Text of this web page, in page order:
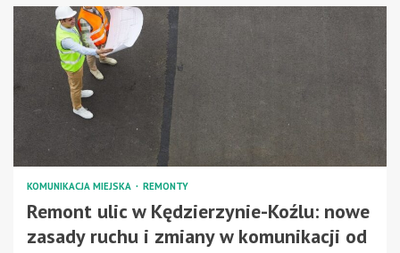
KOMUNIKACJA MIEJSKA REMONTY
Remont ulic w Kędzierzynie-Koźlu: nowe
zasady ruchu i zmiany w komunikacji od